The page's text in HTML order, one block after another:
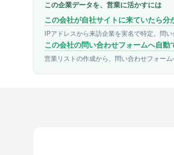
この企業データを、営業に活かすには
この会社が自社サイトに来ていたら分
IPアドレスから来訪企業を実名で特定。問
この会社の問い合わせフォームへ自動
営業リストの作成から、問い合わせフォー